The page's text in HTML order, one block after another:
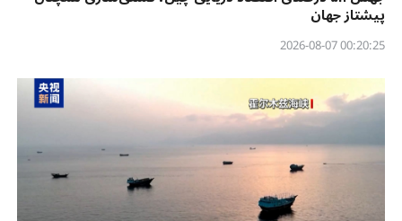
پیشتاز جهان
00:20:25 2026-08-07